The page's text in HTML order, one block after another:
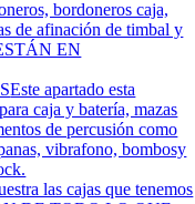
bordoneros caja,
de afinación de timbal y
EN
Este apartado esta
caja y batería, mazas
de percusión como
vibrafono, bombosy
las cajas que tenemos